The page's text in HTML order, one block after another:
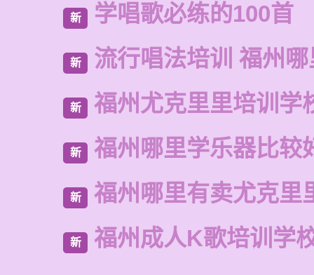
新 学唱歌必练的100首
新 流行唱法培训 福州
新 福州尤克里里培训学
新 福州哪里学乐器比较
新 福州哪里有卖尤克里
新 福州成人K歌培训学